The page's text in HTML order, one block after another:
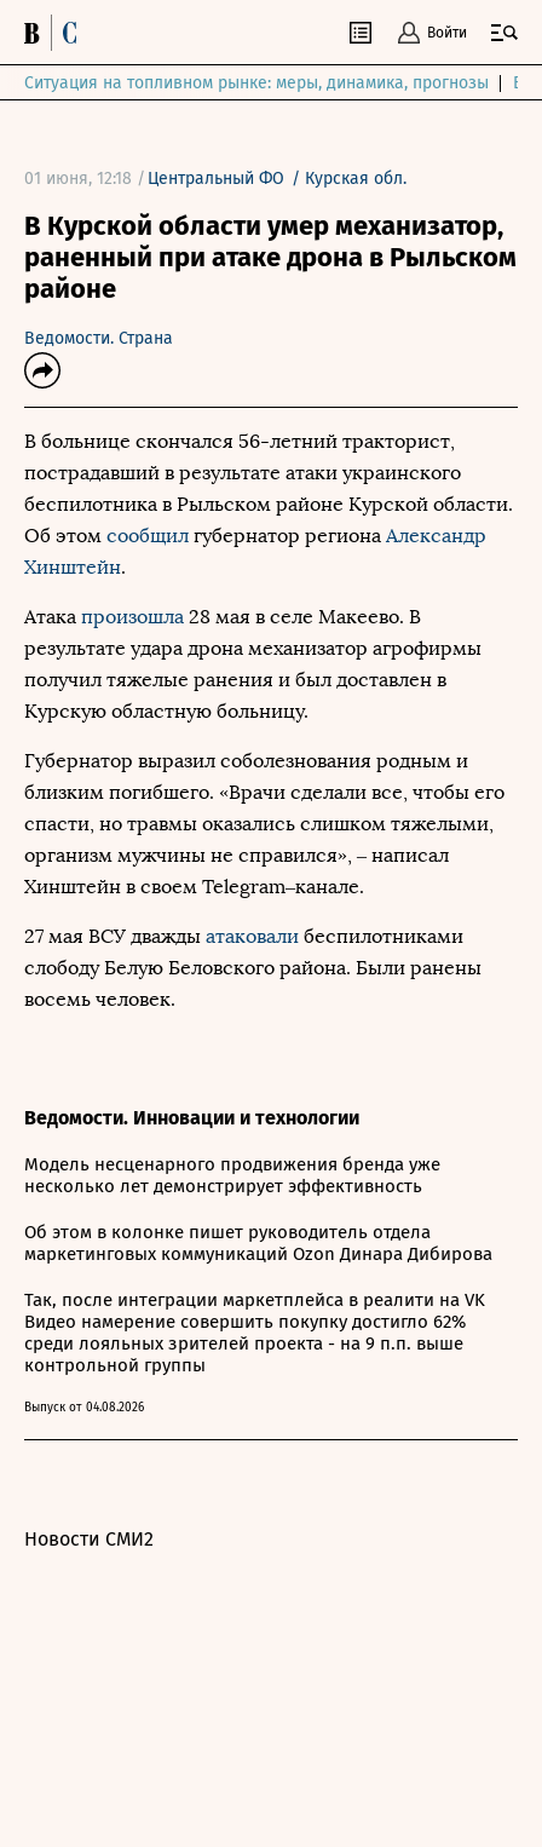
Войти
Ситуация на топливном рынке: меры, динамика, прогнозы
01 июня, 12:18 / Центральный ФО / Курская обл.
В Курской области умер механизатор,
раненный при атаке дрона в Рыльском
районе
Ведомости. Страна
В больнице скончался 56-летний тракторист,
пострадавший в результате атаки украинского
беспилотника в Рыльском районе Курской области.
Об этом сообщил губернатор региона Александр
Хинштейн.
Атака произошла 28 мая в селе Макеево. В
результате удара дрона механизатор агрофирмы
получил тяжелые ранения и был доставлен в
Курскую областную больницу.
Губернатор выразил соболезнования родным и
близким погибшего. «Врачи сделали все, чтобы его
спасти, но травмы оказались слишком тяжелыми,
организм мужчины не справился», – написал
Хинштейн в своем Telegram–канале.
27 мая ВСУ дважды атаковали беспилотниками
слободу Белую Беловского района. Были ранены
восемь человек.
Ведомости. Инновации и технологии
Модель несценарного продвижения бренда уже
несколько лет демонстрирует эффективность
Об этом в колонке пишет руководитель отдела
маркетинговых коммуникаций Ozon Динара Дибирова
Так, после интеграции маркетплейса в реалити на VK
Видео намерение совершить покупку достигло 62%
среди лояльных зрителей проекта - на 9 п.п. выше
контрольной группы
Выпуск от 04.08.2026
Новости СМИ2